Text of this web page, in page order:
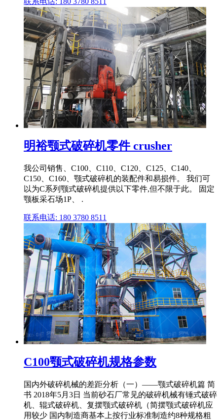
明裕颚式破碎机零件 crusher
我公司销售、C100、C110、C120、C125、C140、
C150、C160、颚式破碎机的装配件和易损件。 我们可
以为C系列颚式破碎机提供以下零件,但不限于此。 固定
颚板采石场1P、 .
联系电话: 180 3780 8511
C100颚式破碎机规格参数
国内外破碎机械的差距分析（一）——颚式破碎机篇 简
书 2018年5月3日 当前砂石厂常见的破碎机械有锤式破碎
机、辊式破碎机、复摆颚式破碎机（简摆颚式破碎机应
用较少 国内制造商基本上按行业标准制造约8种规格粗